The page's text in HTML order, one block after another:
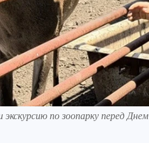
по зоопарку перед